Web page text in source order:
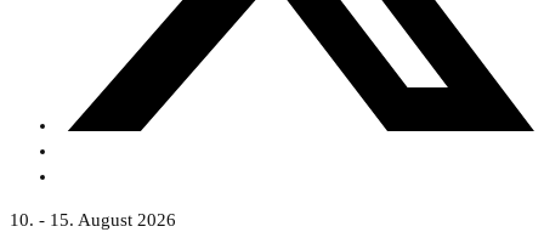
10. - 15. August 2026